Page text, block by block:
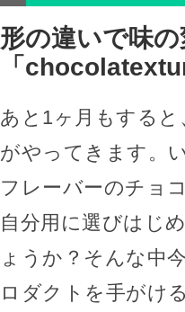
形の違いで味
「
あと1ヶ月もする
がやってきます。
フレーバーのチョ
自分用に選びはじ
ょうか？そんな中
ロダクトを手がけ